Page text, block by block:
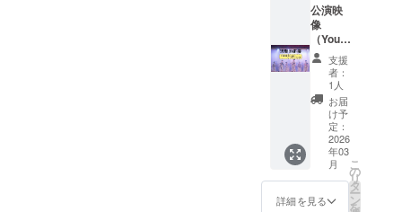
公演映
像
（Youtu
be)と公
演記念
オリジ
ナルタ
オル１
枚(フェ
イスタ
オル) 公
演映像:
約90分
収録 ※
支援
者：
1人
お届
け予
定：
2026
年03
月
詳細を見る
こ
の
リ
タ
ー
ン
を